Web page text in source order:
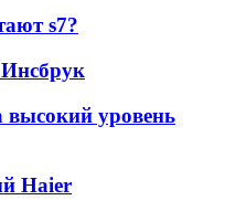
s7?
высокий уровень
Haier